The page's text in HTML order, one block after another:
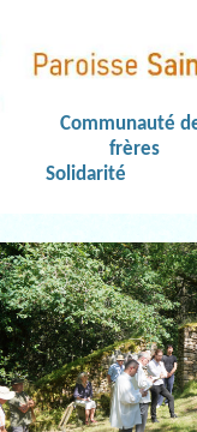
Communauté
frères
Solidarité